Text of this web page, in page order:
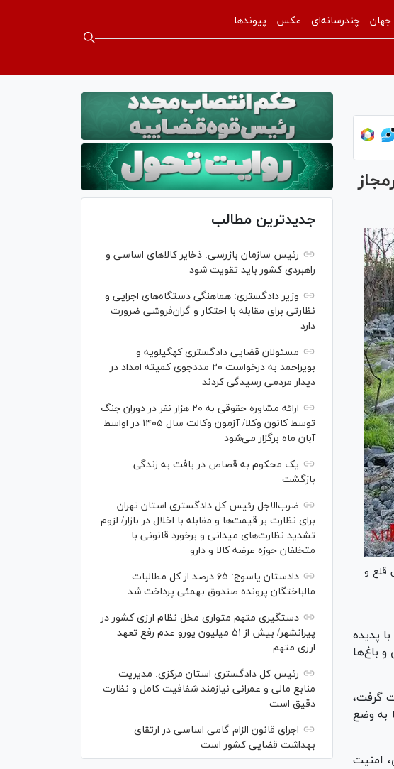
جهان چندرسانه‌ای عکس پیوندها
قلع و
پدیده
اراضی زراعی و باغ‌ها
گرفت،
به وضع
امنیت
جدیدترین مطالب
رئیس سازمان بازرسی: ذخایر کالاهای اساسی و
راهبردی کشور باید تقویت شود
وزیر دادگستری: هماهنگی دستگاه‌های اجرایی و
نظارتی برای مقابله با احتکار و گران‌فروشی ضرورت
دارد
مسئولان قضایی دادگستری کهگیلویه و
بویراحمد به درخواست‌ ۲۰ مددجوی کمیته امداد در
دیدار مردمی رسیدگی کردند
ارائه مشاوره حقوقی به ۲۰ هزار نفر در دوران جنگ
توسط کانون وکلا/ آزمون وکالت سال ۱۴۰۵ در اواسط
آبان ماه برگزار می‌شود
یک محکوم به قصاص در بافت به زندگی
بازگشت
ضرب‌الاجل رئیس کل دادگستری استان تهران
برای نظارت بر قیمت‌ها و مقابله با اخلال در بازار/ لزوم
تشدید نظارت‌های میدانی و برخورد قانونی با
متخلفان حوزه عرضه کالا و دارو
دادستان یاسوج: ۶۵ درصد از کل مطالبات
مالباختگان پرونده صندوق بهمئی پرداخت شد
دستگیری متهم متواری مخل نظام ارزی کشور در
پیرانشهر/ بیش از ۵۱ میلیون یورو عدم رفع تعهد
ارزی متهم
رئیس کل دادگستری استان مرکزی: مدیریت
منابع مالی و عمرانی نیازمند شفافیت کامل و نظارت
دقیق است
اجرای قانون الزام گامی اساسی در ارتقای
بهداشت قضایی کشور است